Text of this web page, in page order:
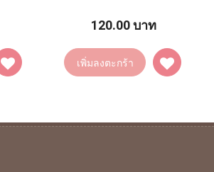
120.00 บาท
เพิ่มลงตะกร้า